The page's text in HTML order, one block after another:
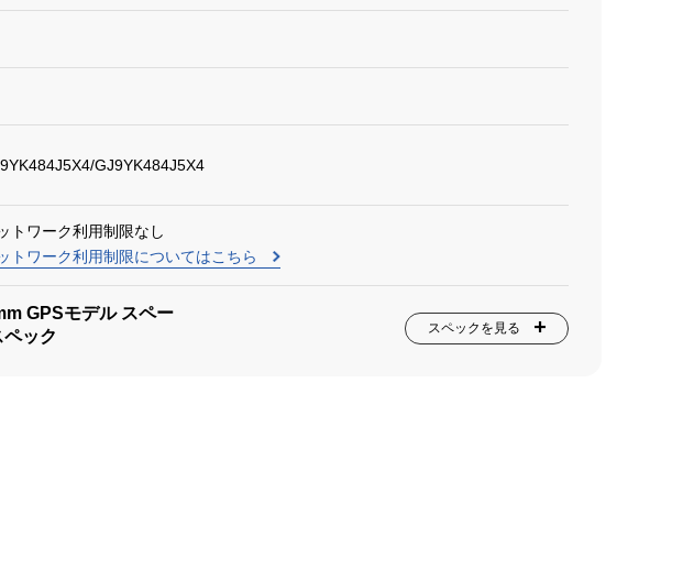
GJ9YK484J5X4
トワーク利用制限なし
トワーク利用制限についてはこちら
GPSモデル スペー
ック
スペックを見る